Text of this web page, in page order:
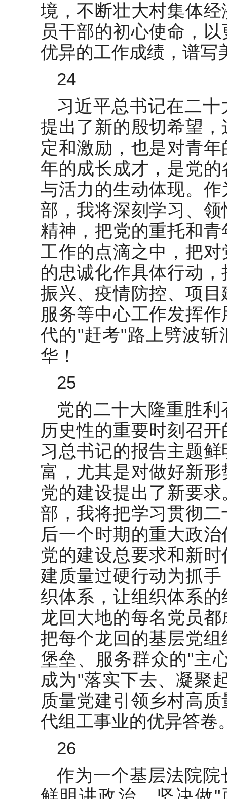
境，不断壮大村集体
员干部的初心使命，
优异的工作成绩，谱写
24
习近平总书记在二
提出了新的殷切希望
定和激励，也是对青
年的成长成才，是党
与活力的生动体现。
部，我将深刻学习、
精神，把党的重托和
工作的点滴之中，把
的忠诚化作具体行动
振兴、疫情防控、项
服务等中心工作发挥
代的"赶考"路上劈波斩
华！
25
党的二十大隆重胜
历史性的重要时刻召
习总书记的报告主题
富，尤其是对做好新
党的建设提出了新要
部，我将把学习贯彻
后一个时期的重大政
党的建设总要求和新
建质量过硬行动为抓
织体系，让组织体系
龙回大地的每名党员
把每个龙回的基层党
堡垒、服务群众的"主
成为"落实下去、凝聚
质量党建引领乡村高
代组工事业的优异答卷
26
作为一个基层法院